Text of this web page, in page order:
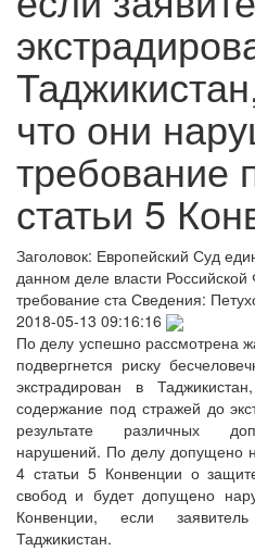
что они
требование
статьи 5
Заголовок: Европейский Суд
данном деле власти
требование ста Сведения:
2018-05-13 09:16:16
По делу успешно рассмотрена
подвергнется риску
экстрадирован в
содержание под стражей до
результате различных
нарушений. По делу допущено
4 статьи 5 Конвенции о
свобод и будет допущено
Конвенции, если
Таджикистан.